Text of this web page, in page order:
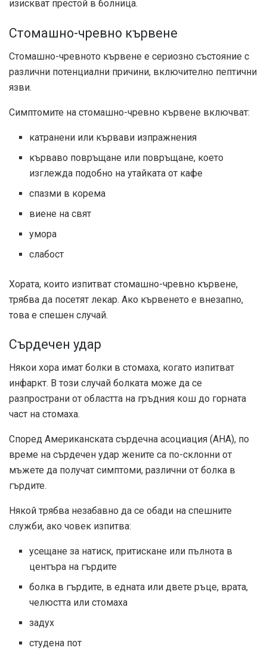
изискват престой в болница.
Стомашно-чревно кървене
Стомашно-чревното кървене е сериозно състояние с
различни потенциални причини, включително пептични
язви.
Симптомите на стомашно-чревно кървене включват:
катранени или кървави изпражнения
кърваво повръщане или повръщане, което
изглежда подобно на утайката от кафе
спазми в корема
виене на свят
умора
слабост
Хората, които изпитват стомашно-чревно кървене,
трябва да посетят лекар. Ако кървенето е внезапно,
това е спешен случай.
Сърдечен удар
Някои хора имат болки в стомаха, когато изпитват
инфаркт. В този случай болката може да се
разпространи от областта на гръдния кош до горната
част на стомаха.
Според Американската сърдечна асоциация (AHA), по
време на сърдечен удар жените са по-склонни от
мъжете да получат симптоми, различни от болка в
гърдите.
Някой трябва незабавно да се обади на спешните
служби, ако човек изпитва:
усещане за натиск, притискане или пълнота в
центъра на гърдите
болка в гърдите, в едната или двете ръце, врата,
челюстта или стомаха
задух
студена пот